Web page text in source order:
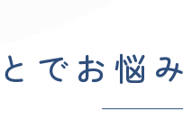
でお悩